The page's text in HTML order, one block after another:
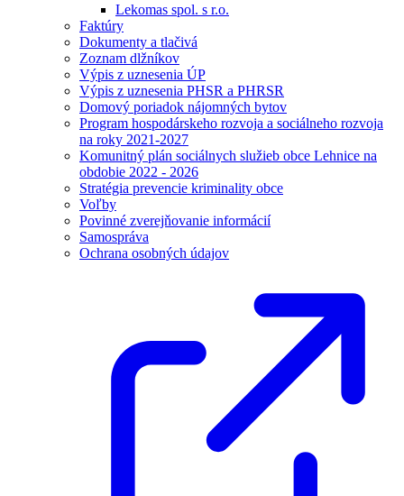
Lekomas spol. s r.o.
Faktúry
Dokumenty a tlačivá
Zoznam dlžníkov
Výpis z uznesenia ÚP
Výpis z uznesenia PHSR a PHRSR
Domový poriadok nájomných bytov
Program hospodárskeho rozvoja a sociálneho rozvoja
na roky 2021-2027
Komunitný plán sociálnych služieb obce Lehnice na
obdobie 2022 - 2026
Stratégia prevencie kriminality obce
Voľby
Povinné zverejňovanie informácií
Samospráva
Ochrana osobných údajov